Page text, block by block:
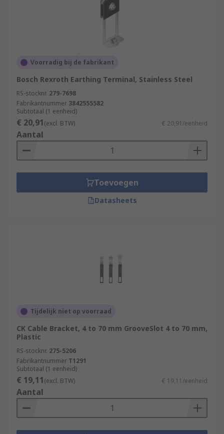
Voorradig bij de fabrikant
Bosch Rexroth Earthing Terminal, Stainless Steel
RS-stocknr. 279-7698
Fabrikantnummer 3842555582
Subtotaal (1 eenheid)
€ 20,91(excl. BTW) € 20,91/eenheid
Aantal
Toevoegen
Datasheets
Tijdelijk niet op voorraad
CK Cable Bracket, 4 to 70 mm GrooveSlot 4 to 70 mm,
Plastic
RS-stocknr. 275-5206
Fabrikantnummer T1291
Subtotaal (1 eenheid)
€ 19,11(excl. BTW) € 19,11/eenheid
Aantal